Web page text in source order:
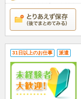
31日以上のお仕事 派遣